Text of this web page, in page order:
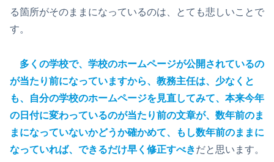
る箇所がそのままになっているのは、とても悲しいことで
す。
多くの学校で、学校のホームページが公開されているの
が当たり前になっていますから、教務主任は、少なくと
も、自分の学校のホームページを見直してみて、本来今年
の日付に変わっているのが当たり前の文章が、数年前のま
まになっていないかどうか確かめて、もし数年前のままに
なっていれば、できるだけ早く修正すべきだと思います。